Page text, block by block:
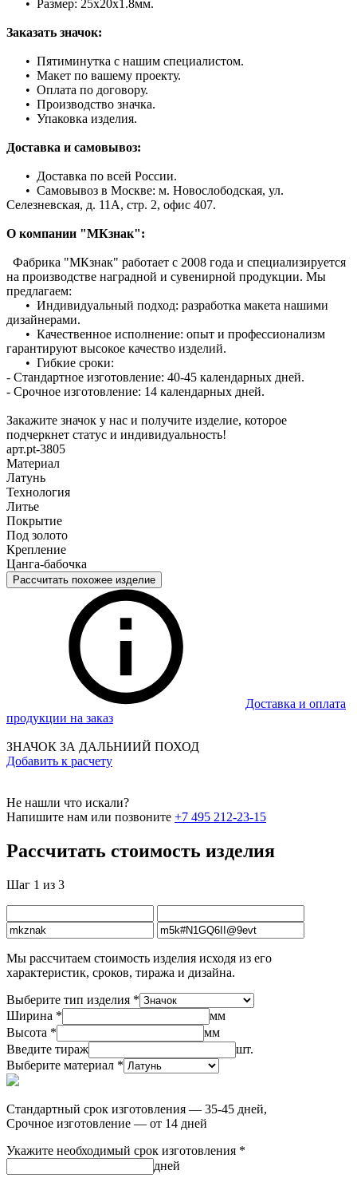
• Размер: 25х20х1.8мм.
Заказать значок:
• Пятиминутка с нашим специалистом.
• Макет по вашему проекту.
• Оплата по договору.
• Производство значка.
• Упаковка изделия.
Доставка и самовывоз:
• Доставка по всей России.
• Самовывоз в Москве: м. Новослободская, ул.
Селезневская, д. 11А, стр. 2, офис 407.
О компании "МКзнак":
Фабрика "МКзнак" работает с 2008 года и специализируется
на производстве наградной и сувенирной продукции. Мы
предлагаем:
• Индивидуальный подход: разработка макета нашими
дизайнерами.
• Качественное исполнение: опыт и профессионализм
гарантируют высокое качество изделий.
• Гибкие сроки:
- Стандартное изготовление: 40-45 календарных дней.
- Срочное изготовление: 14 календарных дней.
Закажите значок у нас и получите изделие, которое
подчеркнет статус и индивидуальность!
арт.pt-3805
Материал
Латунь
Технология
Литье
Покрытие
Под золото
Крепление
Цанга-бабочка
Рассчитать похожее изделие
Доставка и оплата
продукции на заказ
ЗНАЧОК ЗА ДАЛЬНИИЙ ПОХОД
Добавить к расчету
Не нашли что искали?
Напишите нам или позвоните +7 495 212-23-15
Рассчитать стоимость изделия
Шаг 1 из 3
Мы рассчитаем стоимость изделия исходя из его
характеристик, сроков, тиража и дизайна.
Выберите тип изделия *
Ширина *
мм
Высота *
мм
Введите тираж
шт.
Выберите материал *
Стандартный срок изготовления — 35-45 дней,
Срочное изготовление — от 14 дней
Укажите необходимый срок изготовления *
дней